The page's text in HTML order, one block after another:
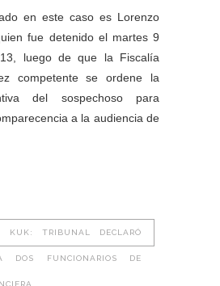
en este caso es Lorenzo
fue detenido el martes 9
luego de que la Fiscalía
competente se ordene la
del sospechoso para
a la audiencia de
KUK: TRIBUNAL DECLARÓ
DOS FUNCIONARIOS DE